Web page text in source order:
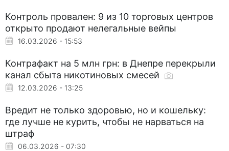
Контроль провален: 9 из 10 торговых центров
открыто продают нелегальные вейпы
16.03.2026 - 15:53
Контрафакт на 5 млн грн: в Днепре перекрыли
канал сбыта никотиновых смесей
12.03.2026 - 13:25
Вредит не только здоровью, но и кошельку:
где лучше не курить, чтобы не нарваться на
штраф
06.03.2026 - 07:30